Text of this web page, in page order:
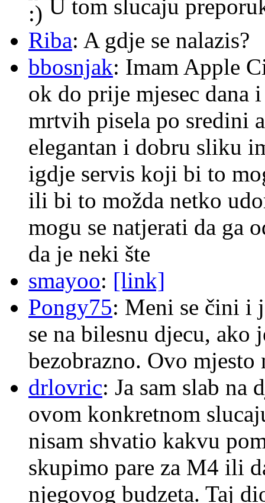
U tom slucaju
Riba: A gdje se nalazis?
bbosnjak: Imam Apple
ok do prije mjesec dana
mrtvih pisela po sredini
elegantan i dobru sliku
igdje servis koji bi to
ili bi to možda netko
mogu se natjerati da ga
da je neki šte
smayoo: [link]
Pongy75: Meni se čini i
se na bilesnu djecu, ako
bezobrazno. Ovo
drlovric: Ja sam slab na
ovom konkretnom
nisam shvatio kakvu
skupimo pare za M4 ili
njegovog budzeta. Taj